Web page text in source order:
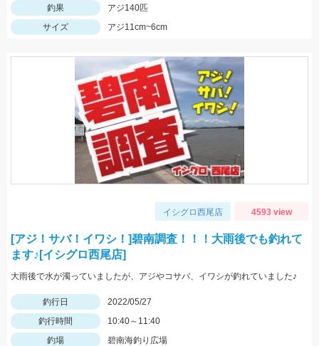
釣果
アジ140匹
サイズ
アジ11cm~6cm
イシグロ西尾店 4593 view
[アジ！サバ！イワシ！]碧南調査！！！大雨後でも釣れて
ます♪[イシグロ西尾店]
大雨後で水が濁っていましたが、アジやコサバ、イワシが釣れていました♪
釣行日
2022/05/27
釣行時間
10:40～11:40
釣場
碧南海釣り広場